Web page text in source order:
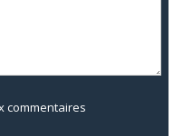
commentaires